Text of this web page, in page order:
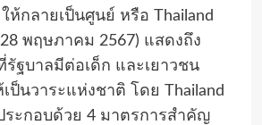
ห้กลายเป็นศูนย์ หรือ Thailand
พฤษภาคม 2567) แสดงถึง
รัฐบาลมีต่อเด็ก และเยาวชน
ป็นวาระแห่งชาติ โดย Thailand
ระกอบด้วย 4 มาตรการสำคัญ